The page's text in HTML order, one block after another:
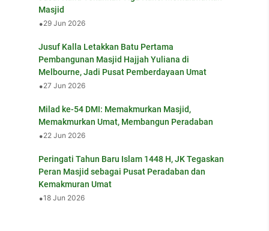
Masjid
•29 Jun 2026
Jusuf Kalla Letakkan Batu Pertama
Pembangunan Masjid Hajjah Yuliana di
Melbourne, Jadi Pusat Pemberdayaan Umat
•27 Jun 2026
Milad ke-54 DMI: Memakmurkan Masjid,
Memakmurkan Umat, Membangun Peradaban
•22 Jun 2026
Peringati Tahun Baru Islam 1448 H, JK Tegaskan
Peran Masjid sebagai Pusat Peradaban dan
Kemakmuran Umat
•18 Jun 2026